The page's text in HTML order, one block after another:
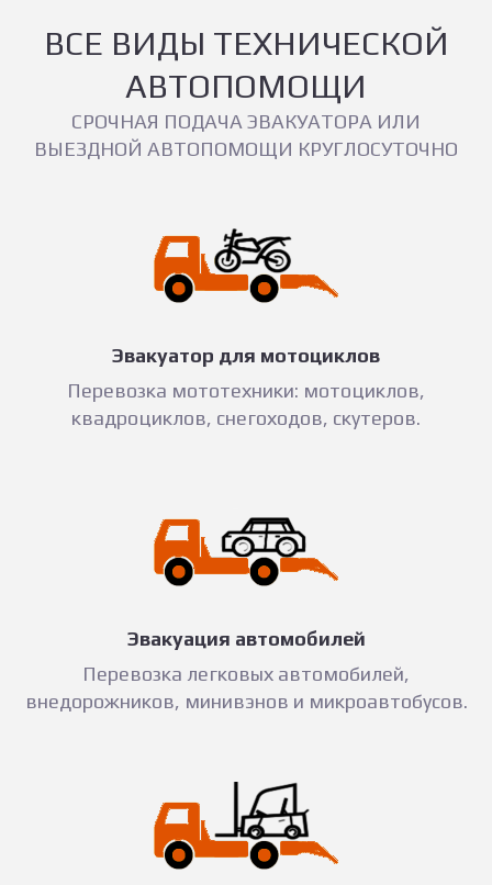
ВСЕ ВИДЫ ТЕХНИЧЕСКОЙ
АВТОПОМОЩИ
СРОЧНАЯ ПОДАЧА ЭВАКУАТОРА ИЛИ
ВЫЕЗДНОЙ АВТОПОМОЩИ КРУГЛОСУТОЧНО
Эвакуатор для мотоциклов
Перевозка мототехники: мотоциклов,
квадроциклов, снегоходов, скутеров.
Эвакуация автомобилей
Перевозка легковых автомобилей,
внедорожников, минивэнов и микроавтобусов.